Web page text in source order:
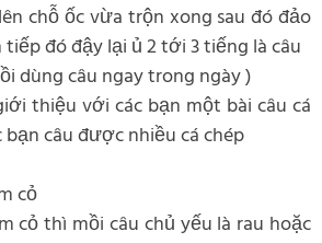
chỗ ốc vừa trộn xong sau đó đảo
tiếp đó đậy lại ủ 2 tới 3 tiếng là câu
dùng câu ngay trong ngày )
thiệu với các bạn một bài câu cá
bạn câu được nhiều cá chép
cỏ
cỏ thì mồi câu chủ yếu là rau hoặc